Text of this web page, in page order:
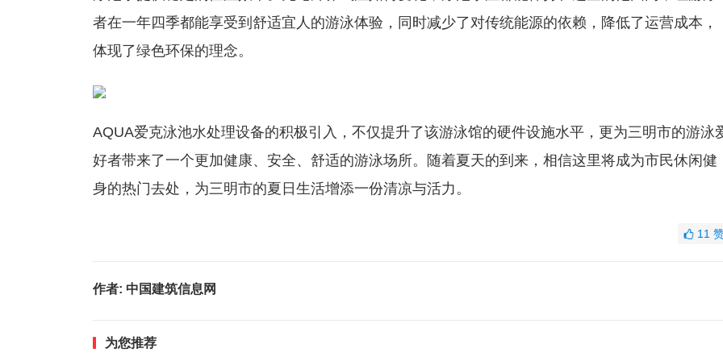
者在一年四季都能享受到舒适宜人的游泳体验，同时减少了对传统能源的依赖，降低了运营成本，
体现了绿色环保的理念。
AQUA爱克泳池水处理设备的积极引入，不仅提升了该游泳馆的硬件设施水平，更为三明市的游泳
好者带来了一个更加健康、安全、舒适的游泳场所。随着夏天的到来，相信这里将成为市民休闲健
身的热门去处，为三明市的夏日生活增添一份清凉与活力。
11
作者: 中国建筑信息网
为您推荐